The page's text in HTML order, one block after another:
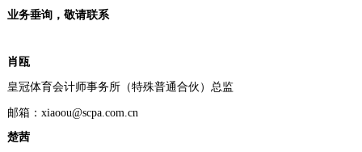
业务垂询，敬请联系
肖瓯
皇冠体育会计师事务所（特殊普通合伙 ）总监
邮箱： xiaoou@scpa.com.cn
楚茜